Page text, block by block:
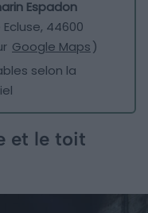
Espadon
44600
Google Maps)
selon la
et le toit